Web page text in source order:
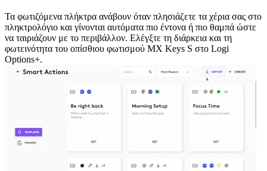
Τα φωτιζόμενα πλήκτρα ανάβουν όταν πλησιάζετε τα χέρια σας στο
πληκτρολόγιο και γίνονται αυτόματα πιο έντονα ή πιο θαμπά ώστε
να ταιριάζουν με το περιβάλλον. Ελέγξτε τη διάρκεια και τη
φωτεινότητα του οπίσθιου φωτισμού MX Keys S στο Logi
Options+.